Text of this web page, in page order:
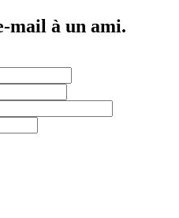
mail à un ami.